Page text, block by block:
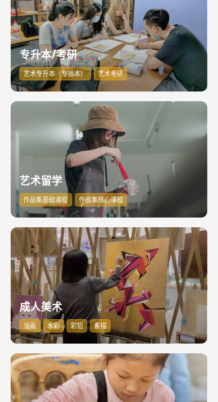
专升本/考研
艺术专升本（专插本） 艺术考研
艺术留学
作品集基础课程 作品集核心课程
成人美术
油画 水彩 彩铅 素描